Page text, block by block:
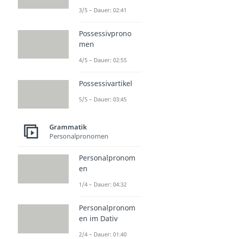
3/5 – Dauer: 02:41
Possessivprono
men
4/5 – Dauer: 02:55
Possessivartikel
5/5 – Dauer: 03:45
Grammatik
Personalpronomen
Personalpronom
en
1/4 – Dauer: 04:32
Personalpronom
en im Dativ
2/4 – Dauer: 01:40